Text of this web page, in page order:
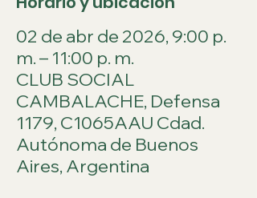
02 de abr de 2026, 9:00 p.
m. – 11:00 p. m.
CLUB SOCIAL
CAMBALACHE, Defensa
1179, C1065AAU Cdad.
Autónoma de Buenos
Aires, Argentina